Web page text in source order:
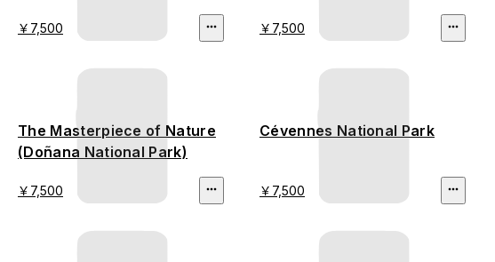
￥7,500 ￥7,500
The Masterpiece of Nature
(Doñana National Park)
￥7,500
Cévennes National Park
￥7,500